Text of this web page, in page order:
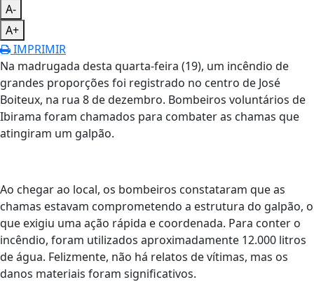
A-
A+
IMPRIMIR
Na madrugada desta quarta-feira (19), um incêndio de
grandes proporções foi registrado no centro de José
Boiteux, na rua 8 de dezembro. Bombeiros voluntários de
Ibirama foram chamados para combater as chamas que
atingiram um galpão.
Ao chegar ao local, os bombeiros constataram que as
chamas estavam comprometendo a estrutura do galpão, o
que exigiu uma ação rápida e coordenada. Para conter o
incêndio, foram utilizados aproximadamente 12.000 litros
de água. Felizmente, não há relatos de vítimas, mas os
danos materiais foram significativos.